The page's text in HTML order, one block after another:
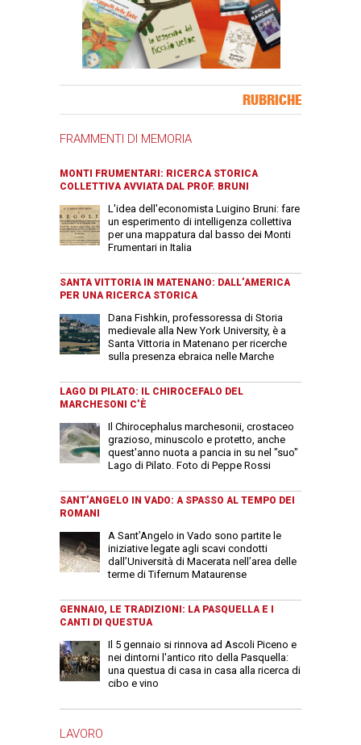
RUBRICHE
FRAMMENTI DI MEMORIA
MONTI FRUMENTARI: RICERCA STORICA
COLLETTIVA AVVIATA DAL PROF. BRUNI
L'idea dell'economista Luigino Bruni: fare
un esperimento di intelligenza collettiva
per una mappatura dal basso dei Monti
Frumentari in Italia
SANTA VITTORIA IN MATENANO: DALL’AMERICA
PER UNA RICERCA STORICA
Dana Fishkin, professoressa di Storia
medievale alla New York University, è a
Santa Vittoria in Matenano per ricerche
sulla presenza ebraica nelle Marche
LAGO DI PILATO: IL CHIROCEFALO DEL
MARCHESONI C’È
Il Chirocephalus marchesonii, crostaceo
grazioso, minuscolo e protetto, anche
quest'anno nuota a pancia in su nel "suo"
Lago di Pilato. Foto di Peppe Rossi
SANT’ANGELO IN VADO: A SPASSO AL TEMPO DEI
ROMANI
A Sant’Angelo in Vado sono partite le
iniziative legate agli scavi condotti
dall’Università di Macerata nell’area delle
terme di Tifernum Mataurense
GENNAIO, LE TRADIZIONI: LA PASQUELLA E I
CANTI DI QUESTUA
Il 5 gennaio si rinnova ad Ascoli Piceno e
nei dintorni l'antico rito della Pasquella:
una questua di casa in casa alla ricerca di
cibo e vino
LAVORO